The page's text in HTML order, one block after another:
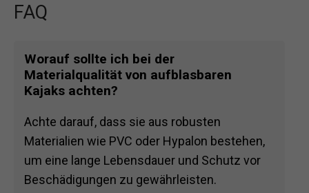
FAQ
Worauf sollte ich bei der
Materialqualität von aufblasbaren
Kajaks achten?
Achte darauf, dass sie aus robusten
Materialien wie PVC oder Hypalon bestehen,
um eine lange Lebensdauer und Schutz vor
Beschädigungen zu gewährleisten.